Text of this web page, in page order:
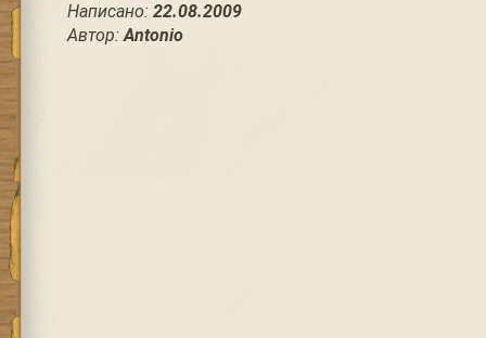
Написано: 22.08.2009
Автор:Antonio